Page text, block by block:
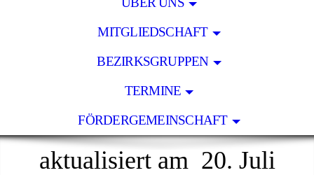
MITGLIEDSCHAFT
BEZIRKSGRUPPEN
TERMINE
FÖRDERGEMEINSCHAFT
aktualisiert am 20. Juli